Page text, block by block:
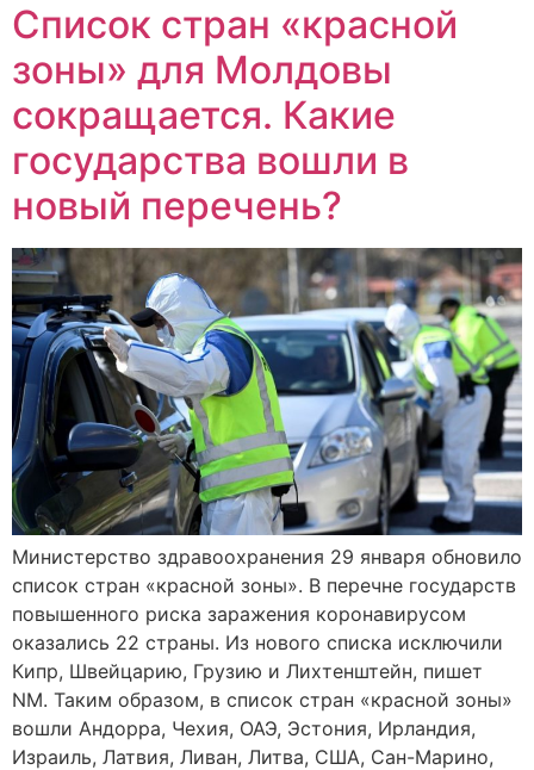
Список стран «красной
зоны» для Молдовы
сокращается. Какие
государства вошли в
новый перечень?
Министерство здравоохранения 29 января обновило
список стран «красной зоны». В перечне государств
повышенного риска заражения коронавирусом
оказались 22 страны. Из нового списка исключили
Кипр, Швейцарию, Грузию и Лихтенштейн, пишет
NM. Таким образом, в список стран «красной зоны»
вошли Андорра, Чехия, ОАЭ, Эстония, Ирландия,
Израиль, Латвия, Ливан, Литва, США, Сан-Марино,